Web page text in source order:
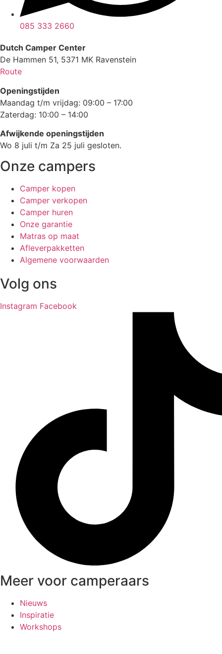
085 333 2660
Dutch Camper Center
De Hammen 51, 5371 MK Ravenstein
Route
Openingstijden
Maandag t/m vrijdag: 09:00 – 17:00
Zaterdag: 10:00 – 14:00
Afwijkende openingstijden
Wo 8 juli t/m Za 25 juli gesloten.
Onze campers
Camper kopen
Camper verkopen
Camper huren
Onze garantie
Matras op maat
Afleverpakketten
Algemene voorwaarden
Volg ons
Instagram Facebook
Meer voor camperaars
Nieuws
Inspiratie
Workshops